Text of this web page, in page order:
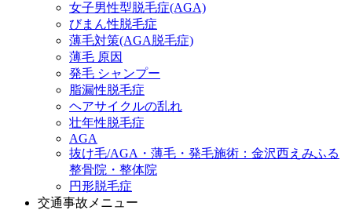
女子男性型脱毛症(AGA)
びまん性脱毛症
薄毛対策(AGA脱毛症)
薄毛 原因
発毛 シャンプー
脂漏性脱毛症
ヘアサイクルの乱れ
壮年性脱毛症
AGA
抜け毛/AGA・薄毛・発毛施術：金沢西えみふる
整骨院・整体院
円形脱毛症
交通事故メニュー